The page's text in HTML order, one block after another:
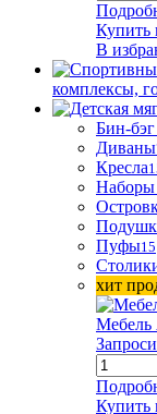
Купить
В
комплексы,
Бин-
Диваны
Кресла
Наборы
Пуфы15
хит
Мебель
Купить